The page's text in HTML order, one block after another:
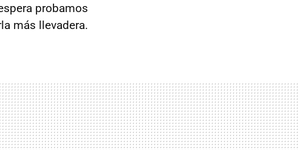
probamos
más llevadera.